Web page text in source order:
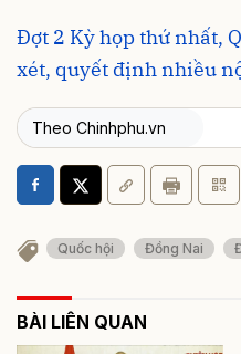
Đợt 2 Kỳ họp thứ nhất,
xét, quyết định nhiều
Theo Chinhphu.vn
Quốc hội Đồng Nai
BÀI LIÊN QUAN